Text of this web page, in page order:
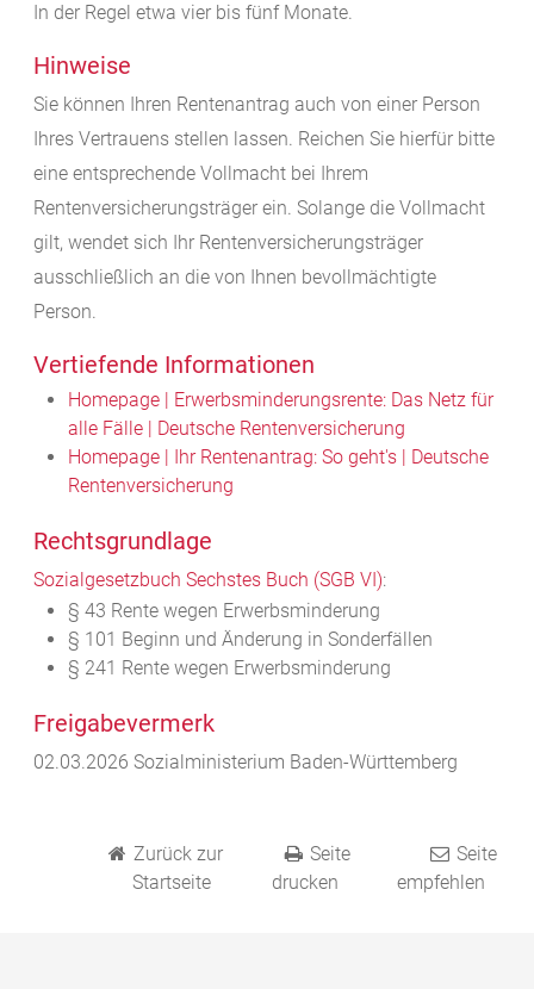
In der Regel etwa vier bis fünf Monate.
Hinweise
Sie können Ihren Rentenantrag auch von einer Person
Ihres Vertrauens stellen lassen. Reichen Sie hierfür bitte
eine entsprechende Vollmacht bei Ihrem
Rentenversicherungsträger ein. Solange die Vollmacht
gilt, wendet sich Ihr Rentenversicherungsträger
ausschließlich an die von Ihnen bevollmächtigte
Person.
Vertiefende Informationen
Homepage | Erwerbsminderungs­rente: Das Netz für
alle Fälle | Deutsche Rentenversicherung
Homepage | Ihr Rentenantrag: So geht's | Deutsche
Rentenversicherung
Rechtsgrundlage
Sozialgesetzbuch Sechstes Buch (SGB VI):
§ 43 Rente wegen Erwerbsminderung
§ 101 Beginn und Änderung in Sonderfällen
§ 241 Rente wegen Erwerbsminderung
Freigabevermerk
02.03.2026 Sozialministerium Baden-Württemberg
Zurück zur
Startseite
Seite
drucken
Seite
empfehlen